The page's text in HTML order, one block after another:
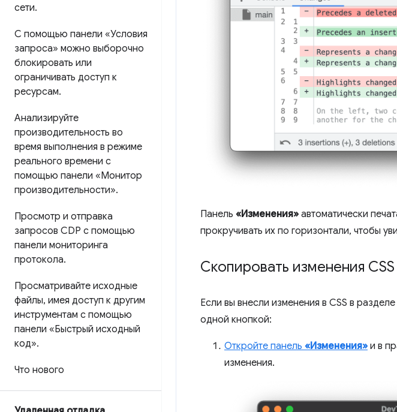
сети.
С помощью панели «Условия
запроса» можно выборочно
блокировать или
ограничивать доступ к
ресурсам.
Анализируйте
производительность во
время выполнения в режиме
реального времени с
помощью панели «Монитор
производительности».
Просмотр и отправка
запросов CDP с помощью
панели мониторинга
протокола.
Просматривайте исходные
файлы, имея доступ к другим
инструментам с помощью
панели «Быстрый исходный
код».
Что нового
Панель «Изменения» автоматически
прокручивать их по горизонтали, чтобы
Скопировать изменения CSS
Если вы внесли изменения в CSS в разделе
одной кнопкой:
Откройте панель «Изменения» и в
изменения.